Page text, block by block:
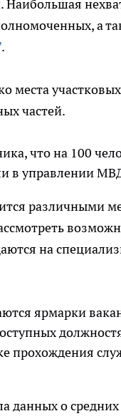
а
.
места
частей.
что на 100
в управлении
различными
на
ярмарки
прохождения
данных о